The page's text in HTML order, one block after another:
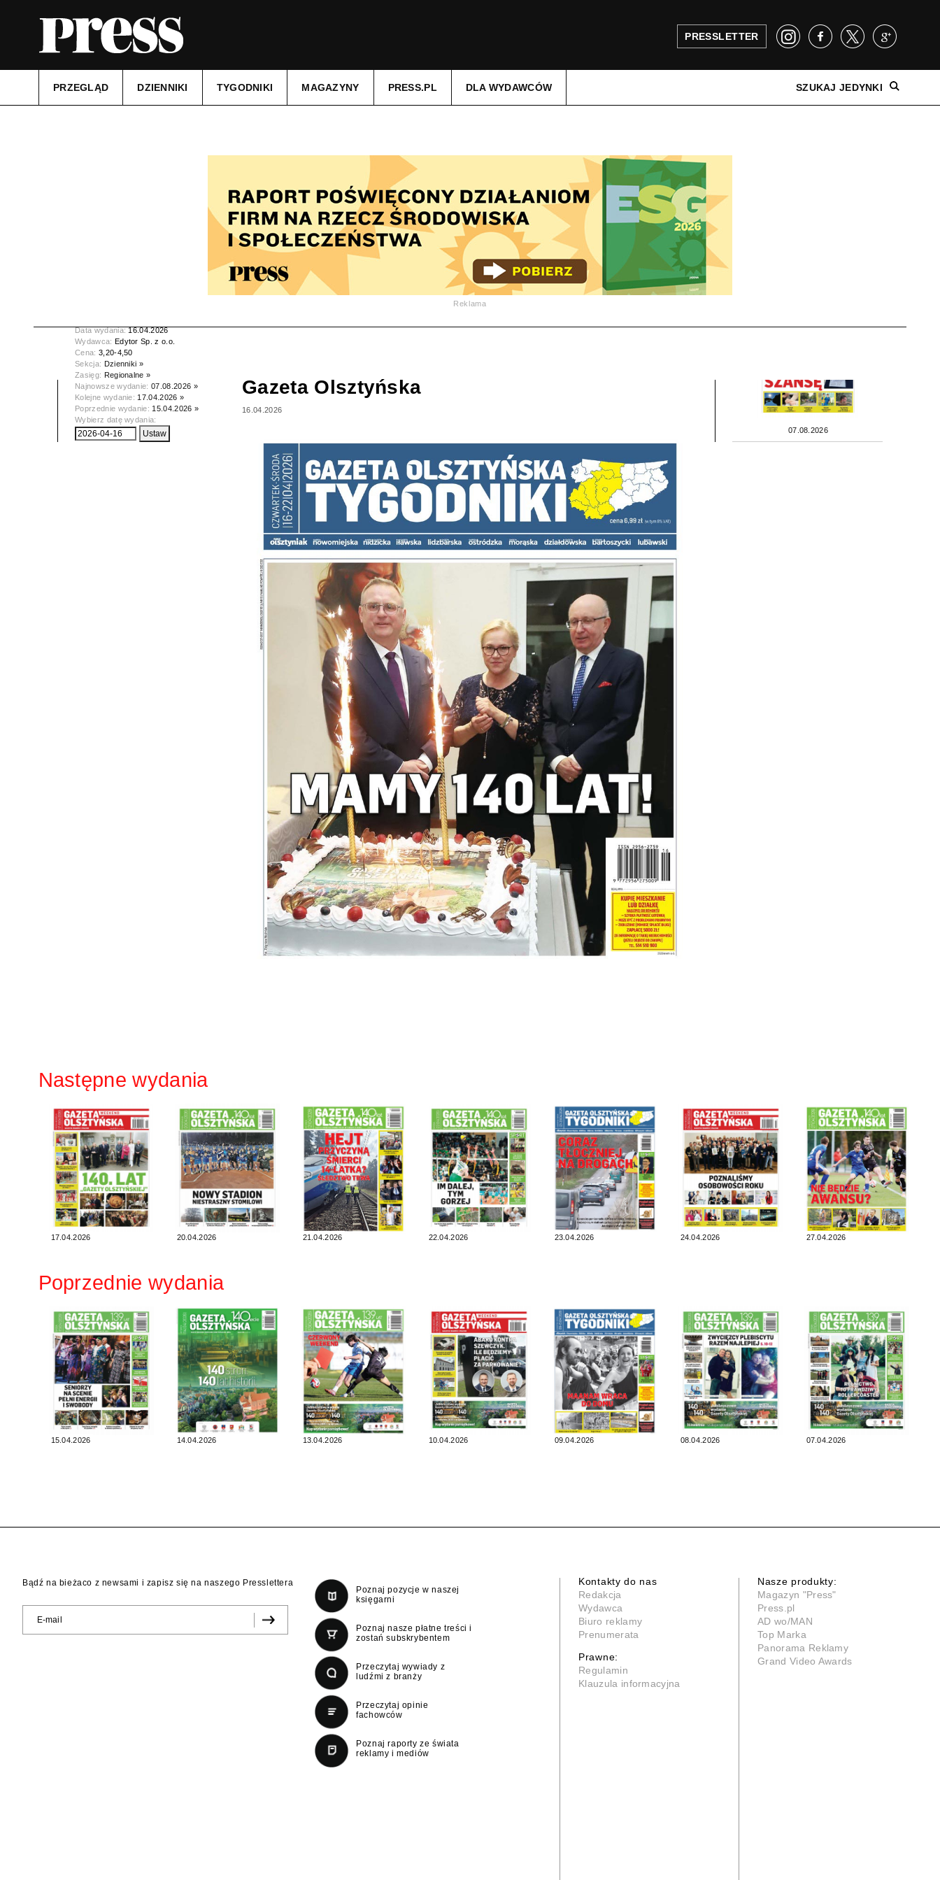
PRESSLETTER
PRZEGLĄD DZIENNIKI TYGODNIKI MAGAZYNY PRESS.PL DLA WYDAWCÓW SZUKAJ JEDYNKI
Reklama
Data wydania:16.04.2026
Wydawca: Edytor Sp. z o.o.
Cena: 3,20-4,50
Sekcja: Dzienniki »
Zasięg: Regionalne »
Najnowsze wydanie:07.08.2026 »
Kolejne wydanie: 17.04.2026 »
Poprzednie wydanie: 15.04.2026 »
Wybierz datę wydania:
Gazeta Olsztyńska
16.04.2026
07.08.2026
Następne wydania
17.04.2026 20.04.2026 21.04.2026 22.04.2026 23.04.2026 24.04.2026 27.04.2026
Poprzednie wydania
15.04.2026 14.04.2026 13.04.2026 10.04.2026 09.04.2026 08.04.2026 07.04.2026
Bądź na bieżaco z newsami i zapisz się na naszego Presslettera
Poznaj pozycje w naszej
księgarni
Poznaj nasze płatne treści i
zostań subskrybentem
Przeczytaj wywiady z
ludźmi z branży
Przeczytaj opinie
fachowców
Poznaj raporty ze świata
reklamy i mediów
Kontakty do nas
Redakcja
Wydawca
Biuro reklamy
Prenumerata
Prawne:
Regulamin
Klauzula informacyjna
Nasze produkty:
Magazyn "Press"
Press.pl
AD wo/MAN
Top Marka
Panorama Reklamy
Grand Video Awards